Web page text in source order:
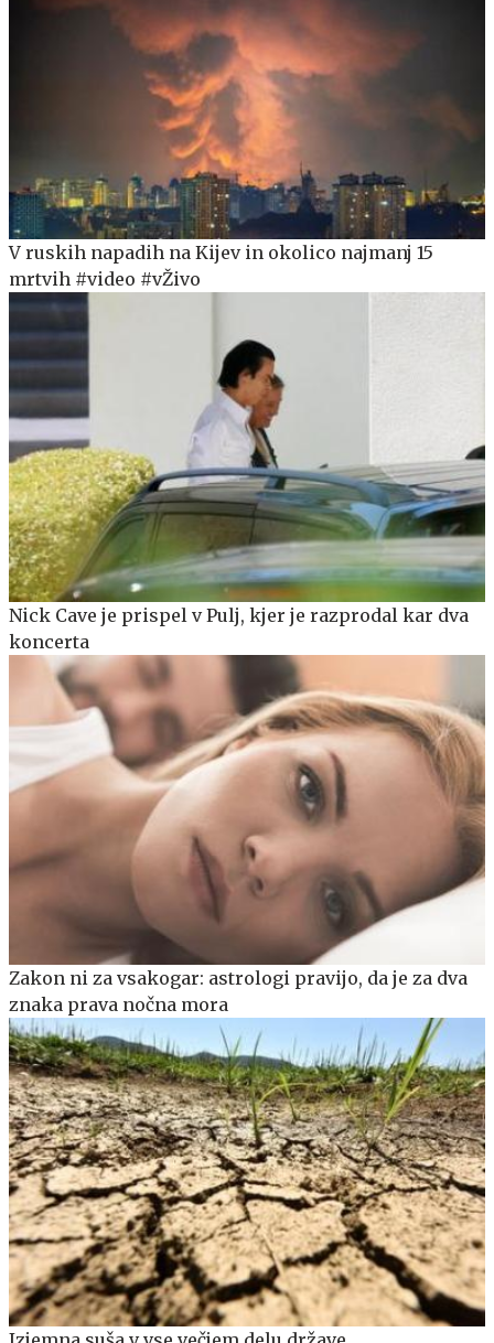
V ruskih napadih na Kijev in okolico najmanj 15
mrtvih #video #vŽivo
Nick Cave je prispel v Pulj, kjer je razprodal kar dva
koncerta
Zakon ni za vsakogar: astrologi pravijo, da je za dva
znaka prava nočna mora